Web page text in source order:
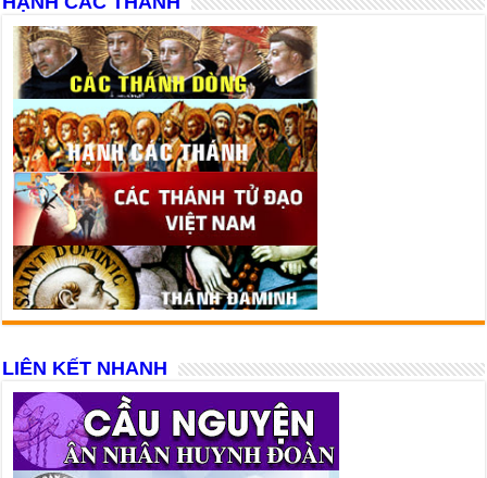
LIÊN KẾT NHANH